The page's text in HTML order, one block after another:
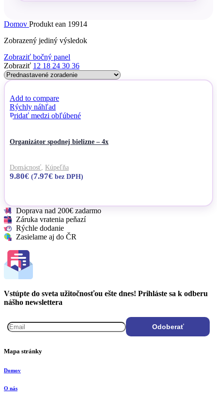
Domov Produkt ean 19914
Zobrazený jediný výsledok
Zobraziť bočný panel
Zobraziť 12 18 24 30 36
Add to compare
Rýchly náhľad
Pridať medzi obľúbené
Organizátor spodnej bielizne – 4x
Domácnosť Kúpeľňa
9.80€ (7.97€ bez DPH)
Doprava nad 200€ zadarmo
Záruka vratenia peňazí
Rýchle dodanie
Zasielame aj do ČR
Vstúpte do sveta užitočnosťou ešte dnes! Prihláste sa k odberu
nášho newslettera
Mapa stránky
Domov
O nás